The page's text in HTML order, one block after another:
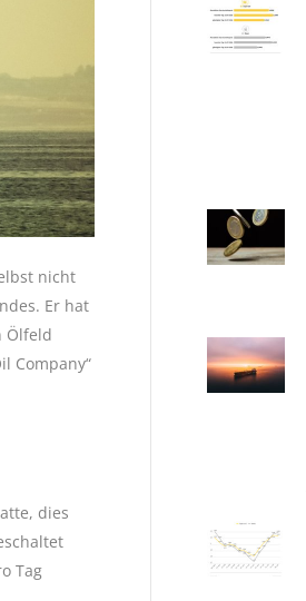
nicht
Er hat
Ölfeld
Company“
dies
Tag